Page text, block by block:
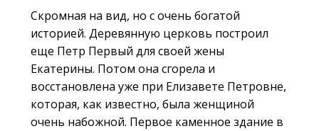
Скромная на вид, но с очень богатой
историей. Деревянную церковь построил
еще Петр Первый для своей жены
Екатерины. Потом она сгорела и
восстановлена уже при Елизавете Петровне,
которая, как известно, была женщиной
очень набожной. Первое каменное здание в